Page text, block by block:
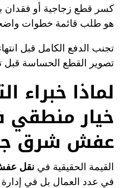
كسر قطع زجاجية أو فقدان
هو طلب قائمة خطوات
تجنب الدفع الكامل قبل
تصوير القطع الحساسة قبل
لماذا خبراء
خيار
عفش شرق
القيمة الحقيقية في نقل
في عدد العمال بل في إدارة